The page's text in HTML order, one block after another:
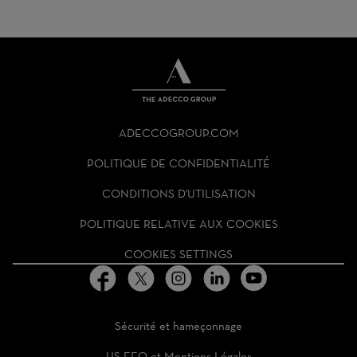
HOMEPAGE
ADECCOGROUP.COM
POLITIQUE DE CONFIDENTIALITÉ
CONDITIONS D'UTILISATION
POLITIQUE RELATIVE AUX COOKIES
COOKIES SETTINGS
Sécurité et hameçonnage